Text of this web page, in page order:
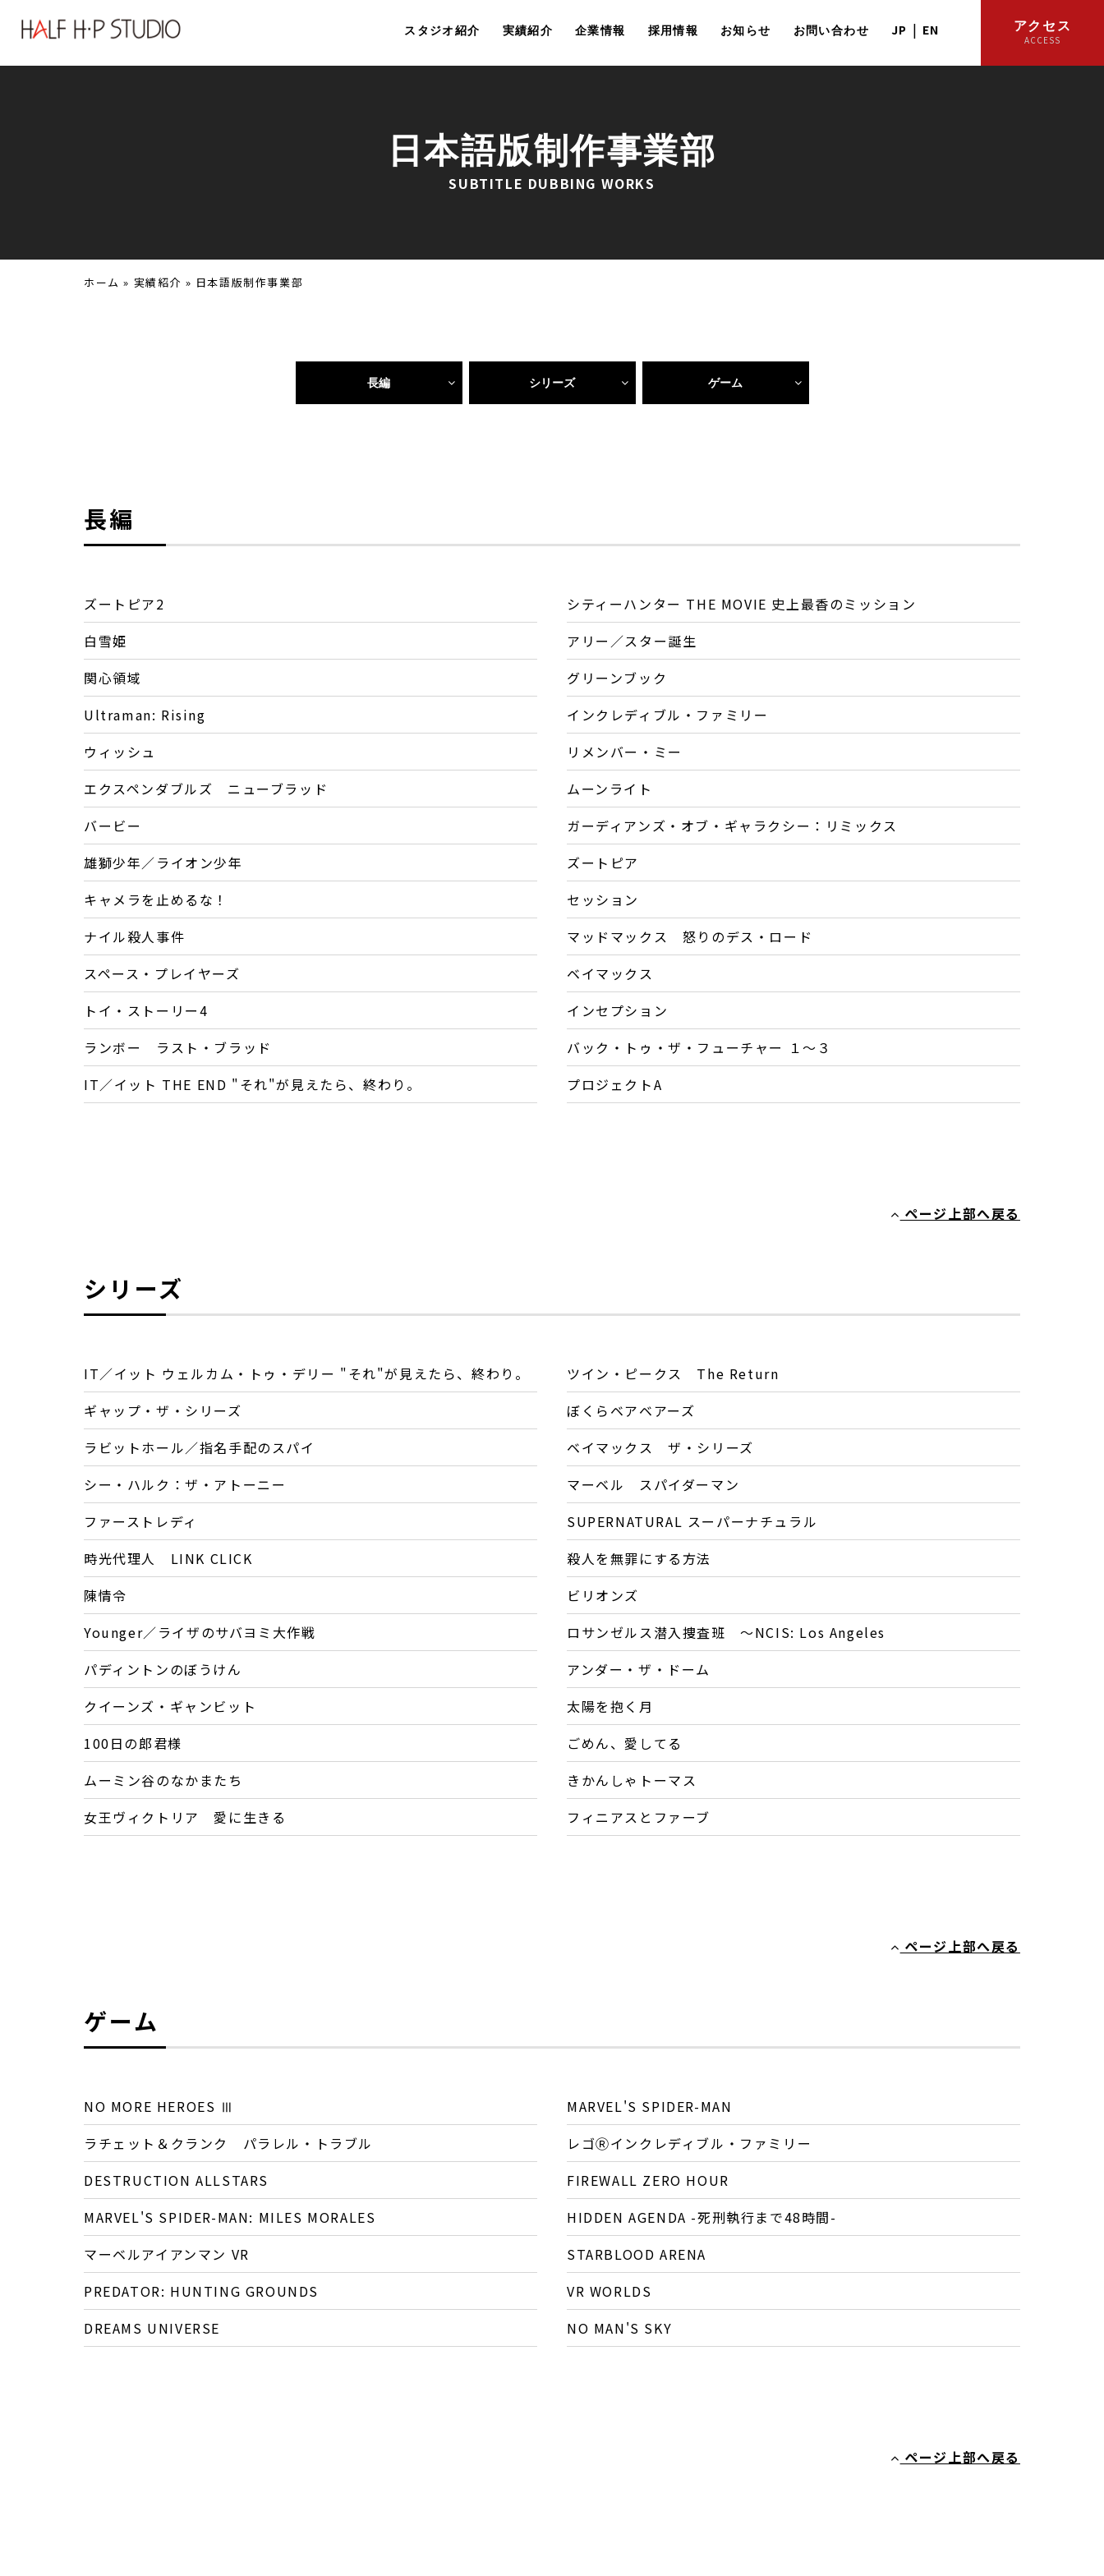
スタジオ紹介 実績紹介 企業情報 採用情報 お知らせ お問い合わせ JP | EN アクセス
ACCESS
日本語版制作事業部
SUBTITLE DUBBING WORKS
ホーム » 実績紹介 » 日本語版制作事業部
長編 シリーズ ゲーム
長編
ズートピア2
白雪姫
関心領域
Ultraman: Rising
ウィッシュ
エクスペンダブルズ ニューブラッド
バービー
雄獅少年／ライオン少年
キャメラを止めるな！
ナイル殺人事件
スペース・プレイヤーズ
トイ・ストーリー4
ランボー ラスト・ブラッド
IT／イット THE END "それ"が見えたら、終わり。
シティーハンター THE MOVIE 史上最香のミッション
アリー／スター誕生
グリーンブック
インクレディブル・ファミリー
リメンバー・ミー
ムーンライト
ガーディアンズ・オブ・ギャラクシー：リミックス
ズートピア
セッション
マッドマックス 怒りのデス・ロード
ベイマックス
インセプション
バック・トゥ・ザ・フューチャー １～３
プロジェクトA
ページ上部へ戻る
シリーズ
IT／イット ウェルカム・トゥ・デリー "それ"が見えたら、終わり。
ギャップ・ザ・シリーズ
ラビットホール／指名手配のスパイ
シー・ハルク：ザ・アトーニー
ファーストレディ
時光代理人 LINK CLICK
陳情令
Younger／ライザのサバヨミ大作戦
パディントンのぼうけん
クイーンズ・ギャンビット
100日の郎君様
ムーミン谷のなかまたち
女王ヴィクトリア 愛に生きる
ツイン・ピークス The Return
ぼくらベアベアーズ
ベイマックス ザ・シリーズ
マーベル スパイダーマン
SUPERNATURAL スーパーナチュラル
殺人を無罪にする方法
ビリオンズ
ロサンゼルス潜入捜査班 ～NCIS: Los Angeles
アンダー・ザ・ドーム
太陽を抱く月
ごめん、愛してる
きかんしゃトーマス
フィニアスとファーブ
ページ上部へ戻る
ゲーム
NO MORE HEROES Ⅲ
ラチェット＆クランク パラレル・トラブル
DESTRUCTION ALLSTARS
MARVEL'S SPIDER-MAN: MILES MORALES
マーベルアイアンマン VR
PREDATOR: HUNTING GROUNDS
DREAMS UNIVERSE
MARVEL'S SPIDER-MAN
レゴⓇインクレディブル・ファミリー
FIREWALL ZERO HOUR
HIDDEN AGENDA -死刑執行まで48時間-
STARBLOOD ARENA
VR WORLDS
NO MAN'S SKY
ページ上部へ戻る